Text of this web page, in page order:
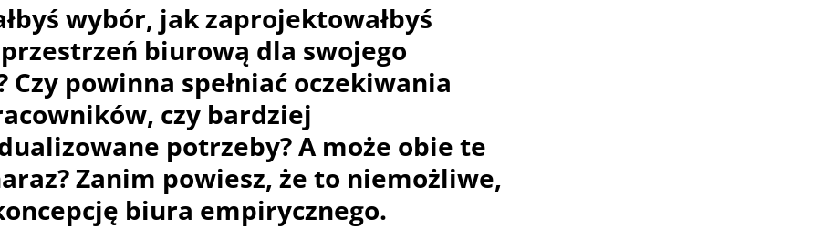
wybór, jak zaprojektowałbyś
biurową dla swojego
Czy powinna spełniać oczekiwania
czy bardziej
potrzeby? A może obie te
Zanim powiesz, że to niemożliwe,
biura empirycznego.